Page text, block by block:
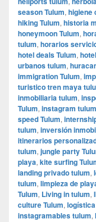
season Tulum, higiene
hiking Tulum, historia
honeymoon Tulum,
tulum, horarios
hotel deals Tulum,
urbanos tulum,
immigration Tulum,
turistico tren maya
inmobiliaria tulum,
Tulum, instagram tulum
speed Tulum,
tulum, inversión
itinerarios
tulum, jungle party
playa, kite surfing
landing privado tulum,
tulum, limpieza de
Tulum, Living in tulum,
culture Tulum,
instagramables tulum,